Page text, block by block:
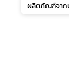
ผลิตภัณฑ์จาก